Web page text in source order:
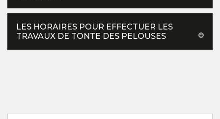
LES HORAIRES POUR EFFECTUER LES
TRAVAUX DE TONTE DES PELOUSES